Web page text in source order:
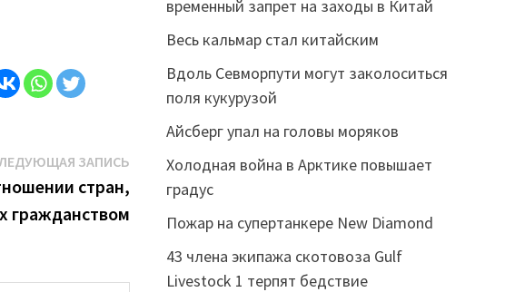
ЗАПИСЬСледующая
запись:
стран,
гражданством
временный запрет на заходы в Китай
Весь кальмар стал китайским
Вдоль Севморпути могут заколоситься
поля кукурузой
Айсберг упал на головы моряков
Холодная война в Арктике повышает
градус
Пожар на супертанкере New Diamond
43 члена экипажа скотовоза Gulf
Livestock 1 терпят бедствие